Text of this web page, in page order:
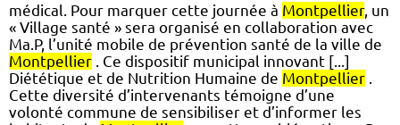
médical. Pour marquer cette journée à Montpellier, un
« Village santé » sera organisé en collaboration avec
Ma.P, l’unité mobile de prévention santé de la ville de
Montpellier . Ce dispositif municipal innovant [...]
Diététique et de Nutrition Humaine de Montpellier
Cette diversité d’intervenants témoigne d’une
volonté commune de sensibiliser et d’informer les